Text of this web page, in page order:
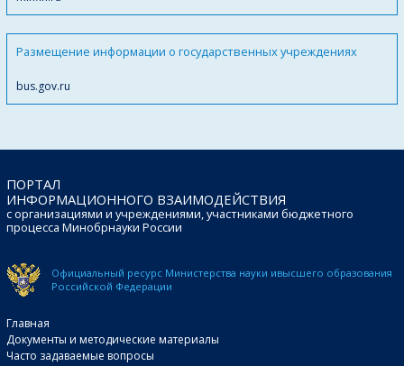
Размещение информации о государственных учреждениях
bus.gov.ru
ПОРТАЛ
ИНФОРМАЦИОННОГО ВЗАИМОДЕЙСТВИЯ
с организациями и учреждениями, участниками бюджетного
процесса Минобрнауки России
Официальный ресурс Министерства науки ивысшего образования
Российской Федерации
Главная
Документы и методические материалы
Часто задаваемые вопросы